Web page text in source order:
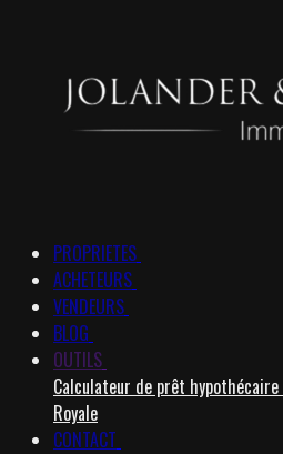
PROPRIETES
ACHETEURS
VENDEURS
BLOG
OUTILS
Calculateur de prêt hypothécaire
Royale
CONTACT